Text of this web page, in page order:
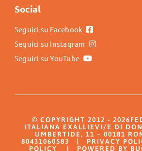
Social
Seguici su Facebook
Seguici su Instagram
Seguici su YouTube
© COPYRIGHT 2012 -
ITALIANA EXALLIEVI/E DI
UMBERTIDE, 11 – 00181
80431060583 | PRIVACY
POLICY | POWERED BY